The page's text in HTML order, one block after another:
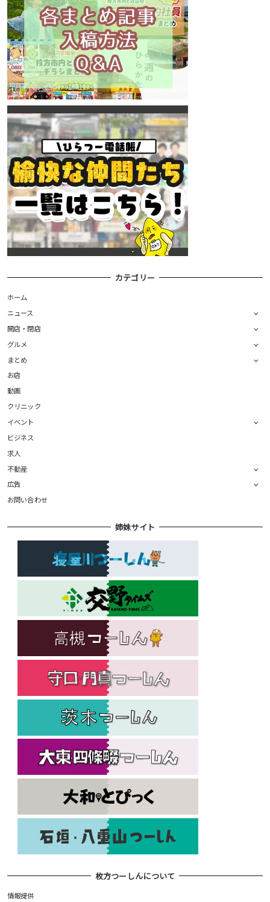
カテゴリー
ホーム
ニュース
開店・閉店
グルメ
まとめ
お店
動画
クリニック
イベント
ビジネス
求人
不動産
広告
お問い合わせ
姉妹サイト
枚方つーしんについて
情報提供